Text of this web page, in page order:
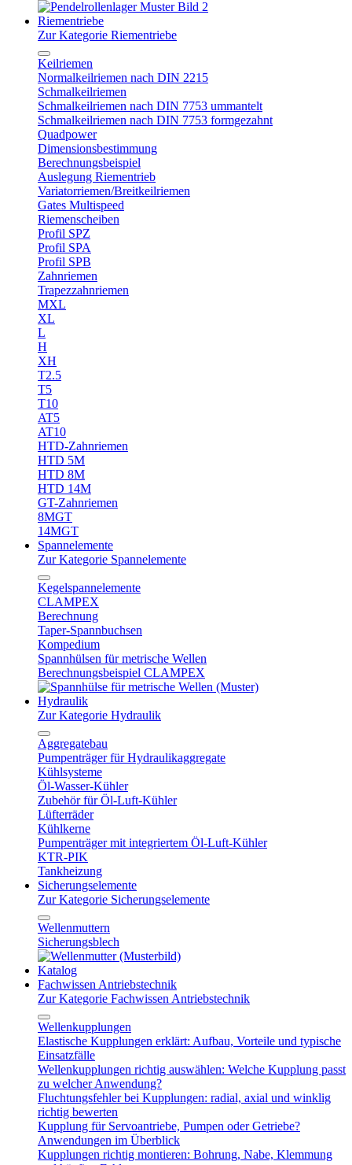
Riementriebe
Zur Kategorie Riementriebe
Keilriemen
Normalkeilriemen nach DIN 2215
Schmalkeilriemen
Schmalkeilriemen nach DIN 7753 ummantelt
Schmalkeilriemen nach DIN 7753 formgezahnt
Quadpower
Dimensionsbestimmung
Berechnungsbeispiel
Auslegung Riementrieb
Variatorriemen/Breitkeilriemen
Gates Multispeed
Riemenscheiben
Profil SPZ
Profil SPA
Profil SPB
Zahnriemen
Trapezzahnriemen
MXL
XL
L
H
XH
T2.5
T5
T10
AT5
AT10
HTD-Zahnriemen
HTD 5M
HTD 8M
HTD 14M
GT-Zahnriemen
8MGT
14MGT
Spannelemente
Zur Kategorie Spannelemente
Kegelspannelemente
CLAMPEX
Berechnung
Taper-Spannbuchsen
Kompedium
Spannhülsen für metrische Wellen
Berechnungsbeispiel CLAMPEX
Hydraulik
Zur Kategorie Hydraulik
Aggregatebau
Pumpenträger für Hydraulikaggregate
Kühlsysteme
Öl-Wasser-Kühler
Zubehör für Öl-Luft-Kühler
Lüfterräder
Kühlkerne
Pumpenträger mit integriertem Öl-Luft-Kühler
KTR-PIK
Tankheizung
Sicherungselemente
Zur Kategorie Sicherungselemente
Wellenmuttern
Sicherungsblech
Katalog
Fachwissen Antriebstechnik
Zur Kategorie Fachwissen Antriebstechnik
Wellenkupplungen
Elastische Kupplungen erklärt: Aufbau, Vorteile und typische
Einsatzfälle
Wellenkupplungen richtig auswählen: Welche Kupplung passt
zu welcher Anwendung?
Fluchtungsfehler bei Kupplungen: radial, axial und winklig
richtig bewerten
Kupplung für Servoantriebe, Pumpen oder Getriebe?
Anwendungen im Überblick
Kupplungen richtig montieren: Bohrung, Nabe, Klemmung